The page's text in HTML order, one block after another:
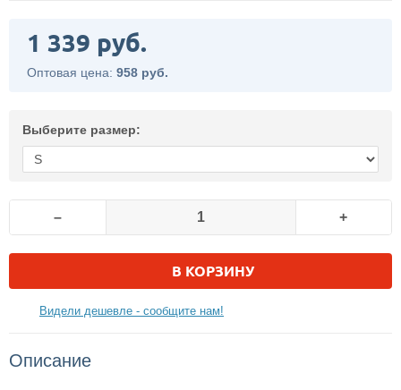
1 339 руб.
Оптовая цена: 958 руб.
Выберите размер:
– +
В КОРЗИНУ
Видели дешевле - сообщите нам!
Описание